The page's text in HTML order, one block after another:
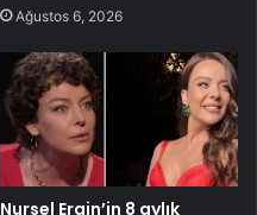
Ağustos 6, 2026
Nursel Ergin’in 8 aylık